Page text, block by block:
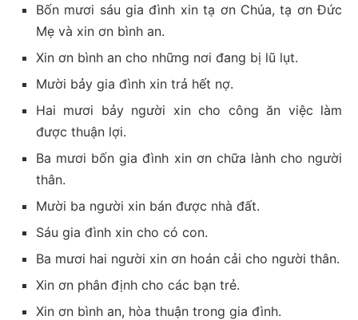
Bốn mươi sáu gia đình xin tạ ơn Chúa, tạ ơn Đức
Mẹ và xin ơn bình an.
Xin ơn bình an cho những nơi đang bị lũ lụt.
Mười bảy gia đình xin trả hết nợ.
Hai mươi bảy người xin cho công ăn việc làm
được thuận lợi.
Ba mươi bốn gia đình xin ơn chữa lành cho người
thân.
Mười ba người xin bán được nhà đất.
Sáu gia đình xin cho có con.
Ba mươi hai người xin ơn hoán cải cho người thân.
Xin ơn phân định cho các bạn trẻ.
Xin ơn bình an, hòa thuận trong gia đình.